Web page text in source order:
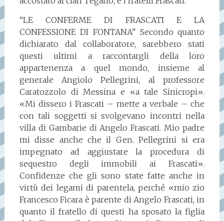
“LE CONFERME DI FRASCATI E LA
CONFESSIONE DI FONTANA” Secondo quanto
dichiarato dal collaboratore, sarebbero stati
questi ultimi a raccontargli della loro
appartenenza a quel mondo, insieme al
generale Angiolo Pellegrini, al professore
Caratozzolo di Messina e «a tale Sinicropi».
«Mi dissero i Frascati – mette a verbale – che
con tali soggetti si svolgevano incontri nella
villa di Gambarie di Angelo Frascati. Mio padre
mi disse anche che il Gen. Pellegrini si era
impegnato ad aggiustare la procedura di
sequestro degli immobili ai Frascati».
Confidenze che gli sono state fatte anche in
virtù dei legami di parentela, perché «mio zio
Francesco Ficara è parente di Angelo Frascati, in
quanto il fratello di questi ha sposato la figlia